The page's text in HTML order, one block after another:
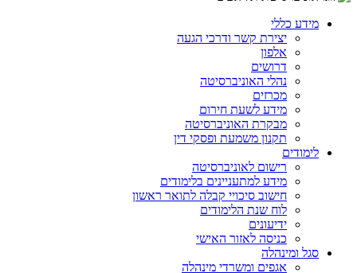
מידע כללי
יצירת קשר ודרכי הגעה
אלפון
דרושים
נהלי האוניברסיטה
מכרזים
מידע לשעת חירום
מבקרת האוניברסיטה
תקנון משמעת ופסקי דין
לימודים
רישום לאוניברסיטה
מידע למתעניינים בלימודים
חישוב סיכויי קבלה לתואר ראשון
לוח שנת הלימודים
ידיעונים
כניסה לאזור האישי
סגל ומינהלה
אגפים ומשרדי מינהלה